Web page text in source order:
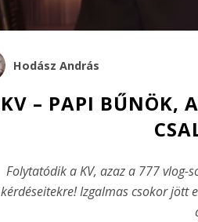
Hodász András
KV – PAPI BŰNÖK,
Folytatódik a KV, azaz a 777 vlog-
kérdéseitekre! Izgalmas csokor jött